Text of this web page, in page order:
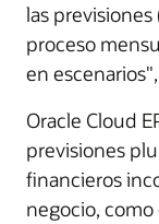
las
proceso
en
Oracle Cloud
previsiones
financieros
negocio,